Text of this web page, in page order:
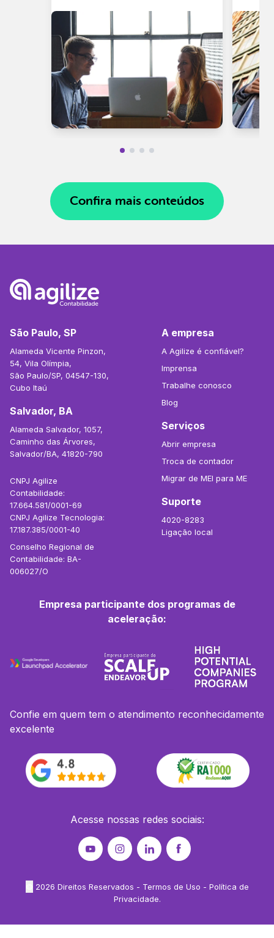
Confira mais conteúdos
São Paulo, SP
Alameda Vicente Pinzon,
54, Vila Olímpia,
São Paulo/SP, 04547-130,
Cubo Itaú
Salvador, BA
Alameda Salvador, 1057,
Caminho das Árvores,
Salvador/BA, 41820-790
CNPJ Agilize
Contabilidade:
17.664.581/0001-69
CNPJ Agilize Tecnologia:
17.187.385/0001-40
Conselho Regional de
Contabilidade: BA-
006027/O
A empresa
A Agilize é confiável?
Imprensa
Trabalhe conosco
Blog
Serviços
Abrir empresa
Troca de contador
Migrar de MEI para ME
Suporte
4020-8283
Ligação local
Empresa participante dos programas de
aceleração:
Confie em quem tem o atendimento reconhecidamente
excelente
Acesse nossas redes sociais:
2026 Direitos Reservados - Termos de Uso - Política de
Privacidade.